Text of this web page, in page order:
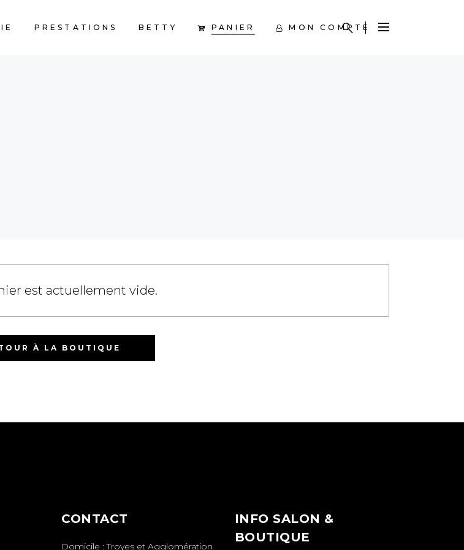
PRESTATIONS BETTY PANIER MON COMPTE
est actuellement vide.
À LA BOUTIQUE
CONTACT
Domicile : Troyes et Agglomération
INFO SALON &
BOUTIQUE